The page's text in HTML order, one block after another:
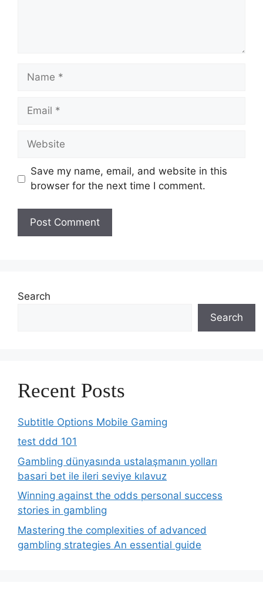
Name
Email
Website
Save my name, email, and website in this
browser for the next time I comment.
Search
Search
Recent Posts
Subtitle Options Mobile Gaming
test ddd 101
Gambling dünyasında ustalaşmanın yolları
basari bet ile ileri seviye kılavuz
Winning against the odds personal success
stories in gambling
Mastering the complexities of advanced
gambling strategies An essential guide